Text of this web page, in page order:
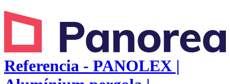
Referencia - PANOLEX |